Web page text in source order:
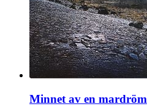
Minnet av en mardröm